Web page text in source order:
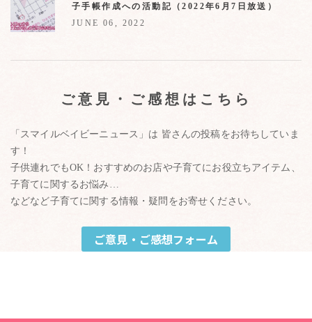
子手帳作成への活動記（2022年6月7日放送）
JUNE 06, 2022
ご意見・ご感想はこちら
「スマイルベイビーニュース」は 皆さんの投稿をお待ちしていま
す！
子供連れでもOK！おすすめのお店や子育てにお役立ちアイテム、
子育てに関するお悩み…
などなど子育てに関する情報・疑問をお寄せください。
ご意見・ご感想フォーム